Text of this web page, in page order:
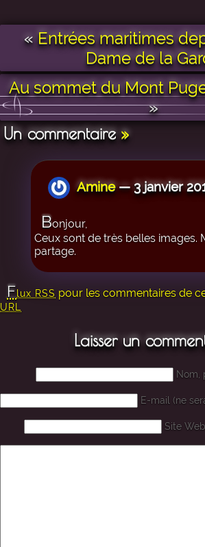
«Entrées maritimes
Dame de la
Au sommet du Mont
»
Un commentaire »
Amine— 3 janvier
Bonjour,
Ceux sont de très belles images.
partage.
Flux RSS pour les commentaires de
URL
Laisser un
Nom,
E-mail (ne
Site